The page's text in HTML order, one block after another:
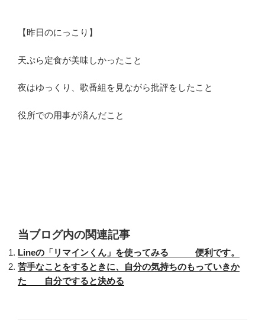
【昨日のにっこり】
天ぷら定食が美味しかったこと
夜はゆっくり、歌番組を見ながら批評をしたこと
役所での用事が済んだこと
当ブログ内の関連記事
Lineの「リマインくん」を使ってみる 便利です。
苦手なことをするときに、自分の気持ちのもっていきか
た 自分ですると決める